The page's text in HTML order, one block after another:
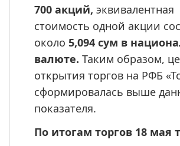
700 акций, эквивалентная
стоимость одной акции
около 5,094 сум в
валюте. Таким образом,
открытия торгов на РФБ
сформировалась выше
показателя.
По итогам торгов 18 мая